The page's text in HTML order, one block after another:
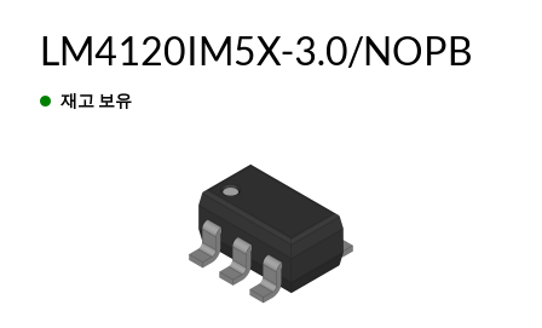
LM4120IM5X-3.0/NOPB
재고 보유